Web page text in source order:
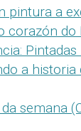
pintura a
corazón do
a
semana